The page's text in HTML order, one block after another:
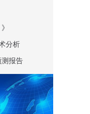
分析
报告